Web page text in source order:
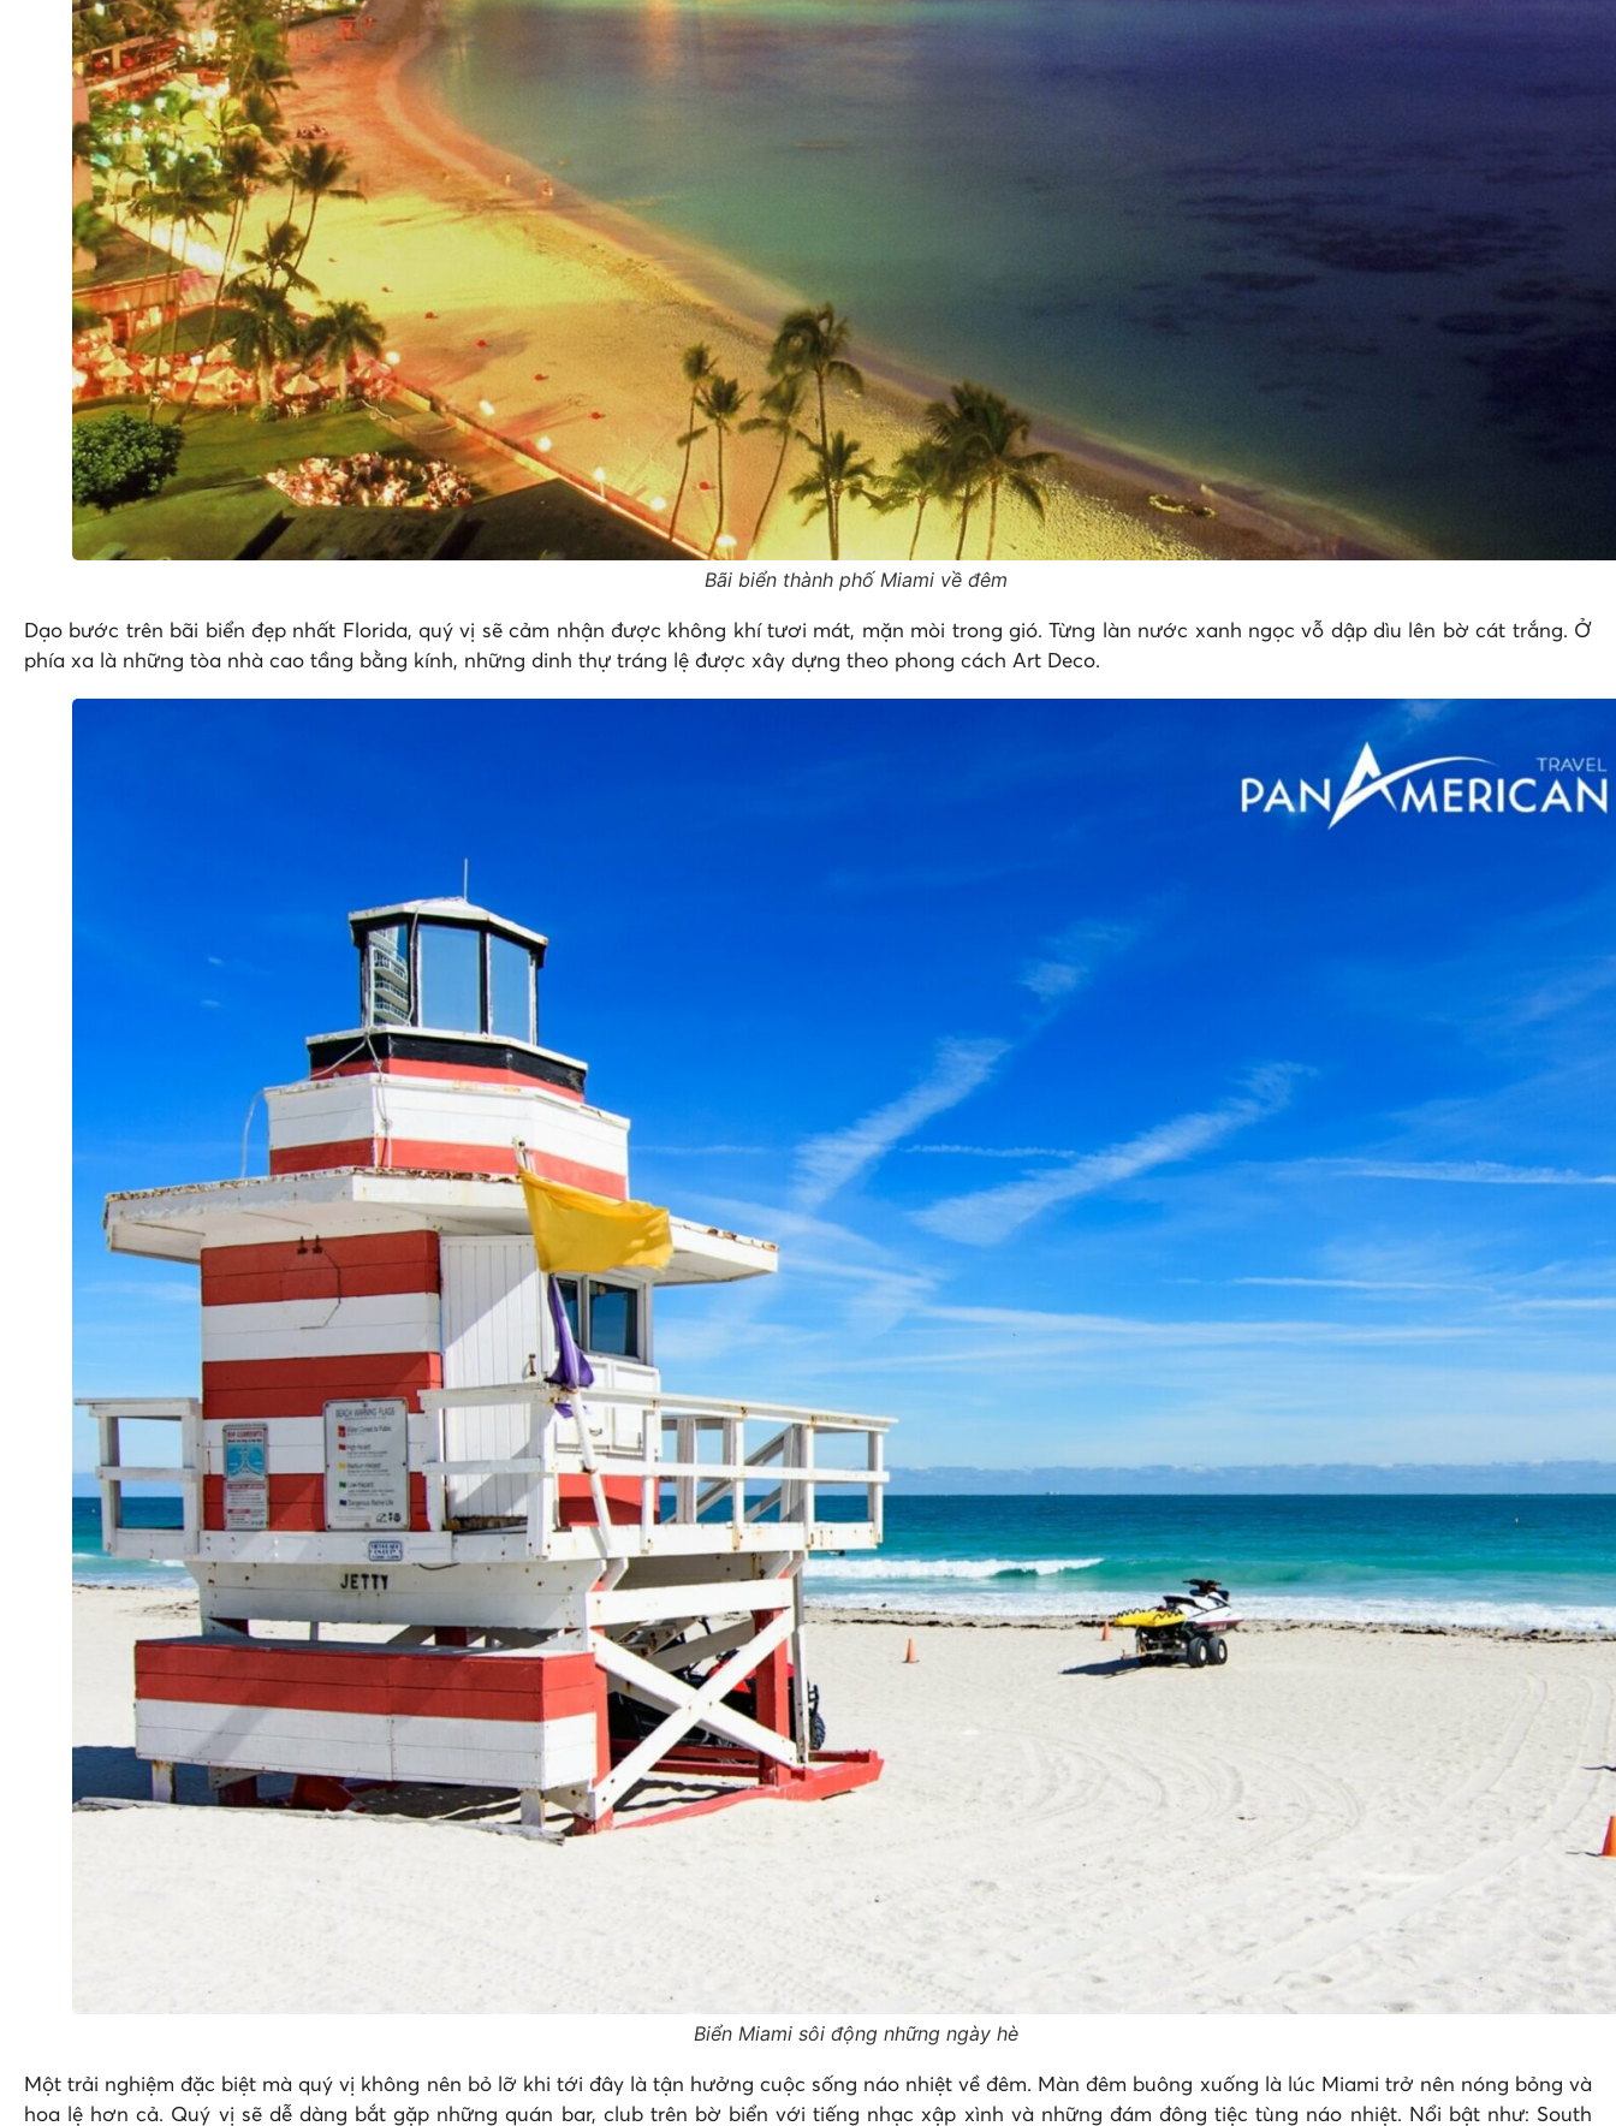
Bãi biển thành phố Miami về đêm
Dạo bước trên bãi biển đẹp nhất Florida, quý vị sẽ cảm nhận được không khí tươi mát, mặn mòi trong gió. Từng làn nước xanh ngọc vỗ dập dìu lên bờ cát trắng. Ở
phía xa là những tòa nhà cao tầng bằng kính, những dinh thự tráng lệ được xây dựng theo phong cách Art Deco.
Biển Miami sôi động những ngày hè
Một trải nghiệm đặc biệt mà quý vị không nên bỏ lỡ khi tới đây là tận hưởng cuộc sống náo nhiệt về đêm. Màn đêm buông xuống là lúc Miami trở nên nóng bỏng và
hoa lệ hơn cả. Quý vị sẽ dễ dàng bắt gặp những quán bar, club trên bờ biển với tiếng nhạc xập xình và những đám đông tiệc tùng náo nhiệt. Nổi bật như: South